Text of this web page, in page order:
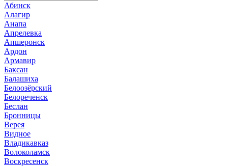
Абинск
Алагир
Анапа
Апрелевка
Апшеронск
Ардон
Армавир
Баксан
Балашиха
Белоозёрский
Белореченск
Беслан
Бронницы
Верея
Видное
Владикавказ
Волоколамск
Воскресенск